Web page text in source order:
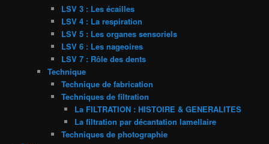
LSV 3 : Les écailles
LSV 4 : La respiration
LSV 5 : Les organes sensoriels
LSV 6 : Les nageoires
LSV 7 : Rôle des dents
Technique
Technique de fabrication
Techniques de filtration
La FILTRATION : HISTOIRE & GENERALITES
La filtration par décantation lamellaire
Techniques de photographie